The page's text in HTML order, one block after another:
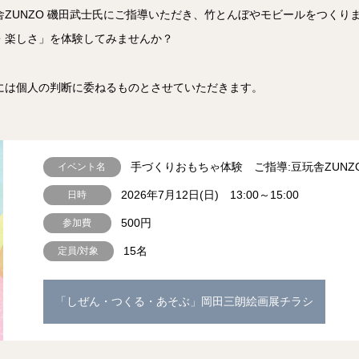
磯田武士氏にご指導いただき、竹とんぼやモビールをつくりま
しさ」を体験してみませんか？
個人の判断に委ねるものとさせていただきます。
イベント名 手づくりおもちゃ体験 ご指導:豆玩舎
日時 2026年7月12日(日) 13:00～15:00
参加費 500円
定員/対象 15名
「しぜん・つくる・あそぶ」岡田三朗絵画展チラシ